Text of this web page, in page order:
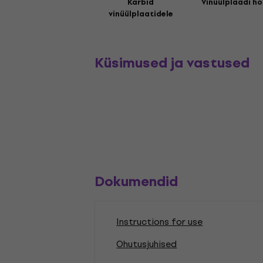
vinüülplaatidele
Küsimused ja vastused
Dokumendid
Instructions for use
Ohutusjuhised